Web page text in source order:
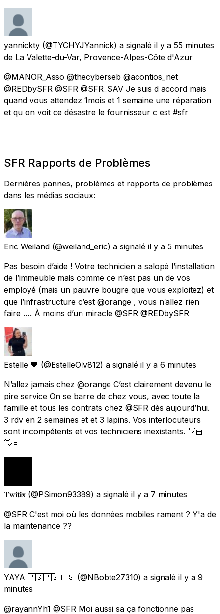
yannickty (@TYCHYJYannick) a signalé il y a 55 minutes
de La Valette-du-Var, Provence-Alpes-Côte d'Azur
@MANOR_Asso @thecyberseb @acontios_net
@REDbySFR @SFR @SFR_SAV Je suis d accord mais
quand vous attendez 1mois et 1 semaine une réparation
et qu on voit ce désastre le fournisseur c est #sfr
SFR Rapports de Problèmes
Dernières pannes, problèmes et rapports de problèmes
dans les médias sociaux:
Eric Weiland (@weiland_eric) a signalé il y a 5 minutes
Pas besoin d’aide ! Votre technicien a salopé l’installation
de l’immeuble mais comme ce n’est pas un de vos
employé (mais un pauvre bougre que vous exploitez) et
que l’infrastructure c’est @orange , vous n’allez rien
faire …. À moins d’un miracle @SFR @REDbySFR
Estelle 🖤 (@EstelleOlv812) a signalé il y a 6 minutes
N’allez jamais chez @orange C’est clairement devenu le
pire service On se barre de chez vous, avec toute la
famille et tous les contrats chez @SFR dès aujourd’hui.
3 rdv en 2 semaines et et 3 lapins. Vos interlocuteurs
sont incompétents et vos techniciens inexistants. 👋🏻
👋🏻
𝐓𝐰𝐢𝐭𝐢𝐱 (@PSimon93389) a signalé il y a 7 minutes
@SFR C'est moi où les données mobiles rament ? Y'a de
la maintenance ??
YAYA 🇵🇸🇵🇸🇵🇸 (@NBobte27310) a signalé il y a 9
minutes
@rayannYh1 @SFR Moi aussi sa ça fonctionne pas